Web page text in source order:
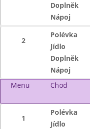
Doplněk
Nápoj
2
Polévka
Jídlo
Doplněk
Nápoj
Menu
Chod
1
Polévka
Jídlo